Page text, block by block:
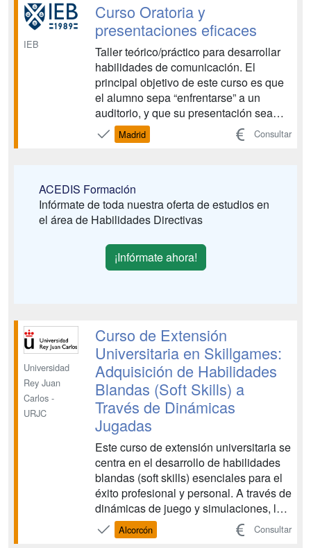
IEB
Curso Oratoria y
presentaciones eficaces
Taller teórico/práctico para desarrollar
habilidades de comunicación. El
principal objetivo de este curso es que
el alumno sepa “enfrentarse” a un
auditorio, y que su presentación sea
Madrid Consultar
ACEDIS Formación
Infórmate de toda nuestra oferta de estudios en
el área de Habilidades Directivas
¡Infórmate ahora!
Universidad
Rey Juan
Carlos -
URJC
Curso de Extensión
Universitaria en Skillgames:
Adquisición de Habilidades
Blandas (Soft Skills) a
Través de Dinámicas
Jugadas
Este curso de extensión universitaria se
centra en el desarrollo de habilidades
blandas (soft skills) esenciales para el
éxito profesional y personal. A través de
dinámicas de juego y simulaciones, los
participantes aprenderán a mejorar su
comunicación, trabajo en equipo,
Alcorcón Consultar